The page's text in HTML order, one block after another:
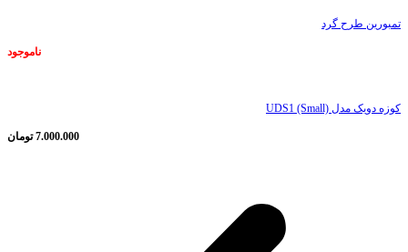
تمبورین طرح گرد
ناموجود
کوزه دویک مدل UDS1 (Small)
7.000.000 تومان